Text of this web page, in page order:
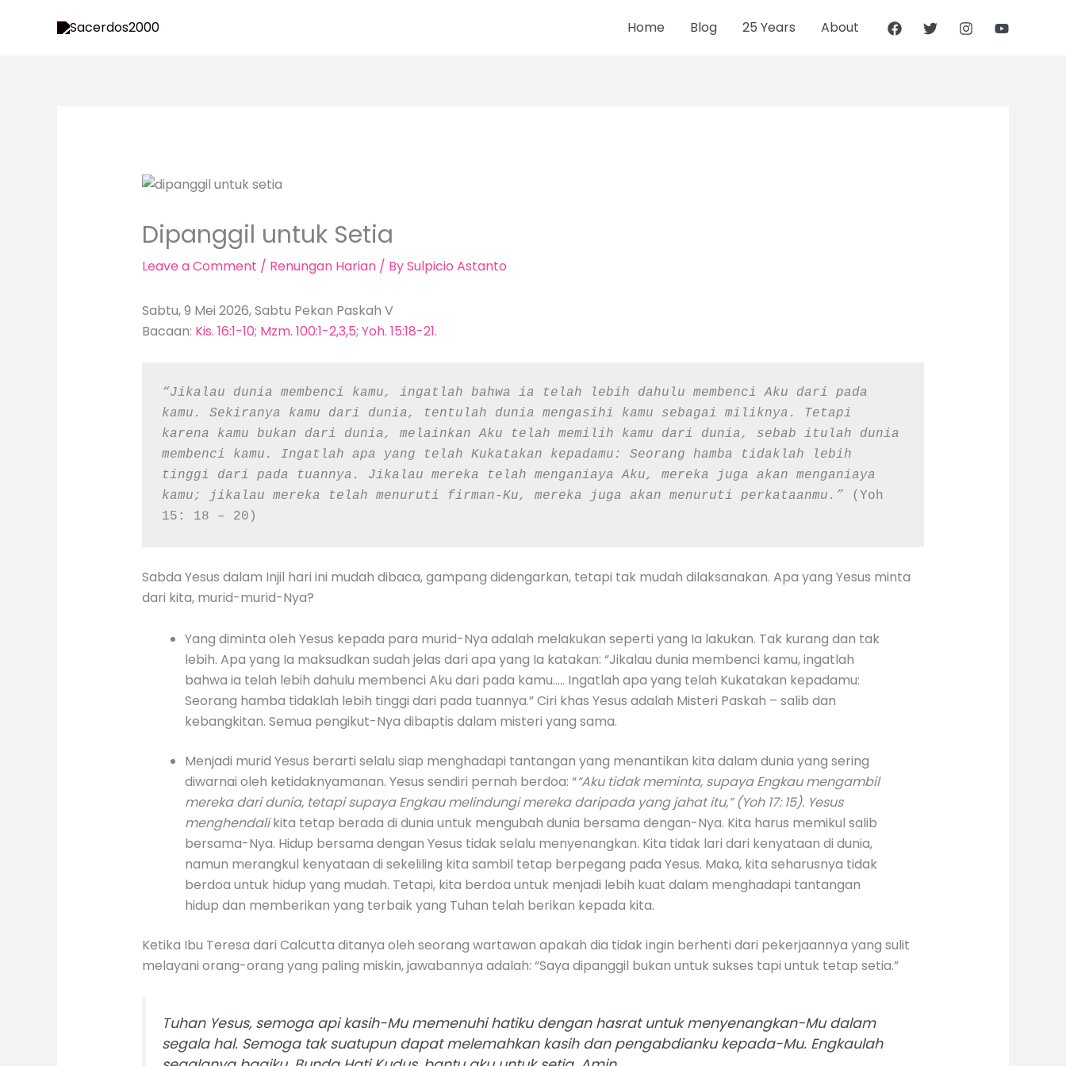
Home Blog 25 Years About
Dipanggil untuk Setia
Leave a Comment / Renungan Harian/ BySulpicio Astanto
Sabtu, 9 Mei 2026, Sabtu Pekan Paskah V
Bacaan: Kis. 16:1-10; Mzm. 100:1-2,3,5; Yoh. 15:18-21.
“Jikalau dunia membenci kamu, ingatlah bahwa ia telah lebih dahulu membenci Aku dari pada
kamu. Sekiranya kamu dari dunia, tentulah dunia mengasihi kamu sebagai miliknya. Tetapi
karena kamu bukan dari dunia, melainkan Aku telah memilih kamu dari dunia, sebab itulah dunia
membenci kamu. Ingatlah apa yang telah Kukatakan kepadamu: Seorang hamba tidaklah lebih
tinggi dari pada tuannya. Jikalau mereka telah menganiaya Aku, mereka juga akan menganiaya
kamu; jikalau mereka telah menuruti firman-Ku, mereka juga akan menuruti perkataanmu.” (Yoh
15: 18 – 20)
Sabda Yesus dalam Injil hari ini mudah dibaca, gampang didengarkan, tetapi tak mudah dilaksanakan. Apa yang Yesus minta
dari kita, murid-murid-Nya?
Yang diminta oleh Yesus kepada para murid-Nya adalah melakukan seperti yang Ia lakukan. Tak kurang dan tak
lebih. Apa yang Ia maksudkan sudah jelas dari apa yang Ia katakan: “Jikalau dunia membenci kamu, ingatlah
bahwa ia telah lebih dahulu membenci Aku dari pada kamu….. Ingatlah apa yang telah Kukatakan kepadamu:
Seorang hamba tidaklah lebih tinggi dari pada tuannya.” Ciri khas Yesus adalah Misteri Paskah – salib dan
kebangkitan. Semua pengikut-Nya dibaptis dalam misteri yang sama.
Menjadi murid Yesus berarti selalu siap menghadapi tantangan yang menantikan kita dalam dunia yang sering
diwarnai oleh ketidaknyamanan. Yesus sendiri pernah berdoa: ““Aku tidak meminta, supaya Engkau mengambil
mereka dari dunia, tetapi supaya Engkau melindungi mereka daripada yang jahat itu,” (Yoh 17: 15). Yesus
menghendalikita tetap berada di dunia untuk mengubah dunia bersama dengan-Nya. Kita harus memikul salib
bersama-Nya. Hidup bersama dengan Yesus tidak selalu menyenangkan. Kita tidak lari dari kenyataan di dunia,
namun merangkul kenyataan di sekeliling kita sambil tetap berpegang pada Yesus. Maka, kita seharusnya tidak
berdoa untuk hidup yang mudah. Tetapi, kita berdoa untuk menjadi lebih kuat dalam menghadapi tantangan
hidup dan memberikan yang terbaik yang Tuhan telah berikan kepada kita.
Ketika Ibu Teresa dari Calcutta ditanya oleh seorang wartawan apakah dia tidak ingin berhenti dari pekerjaannya yang sulit
melayani orang-orang yang paling miskin, jawabannya adalah: “Saya dipanggil bukan untuk sukses tapi untuk tetap setia.”
Tuhan Yesus, semoga api kasih-Mu memenuhi hatiku dengan hasrat untuk menyenangkan-Mu dalam
segala hal. Semoga tak suatupun dapat melemahkan kasih dan pengabdianku kepada-Mu. Engkaulah